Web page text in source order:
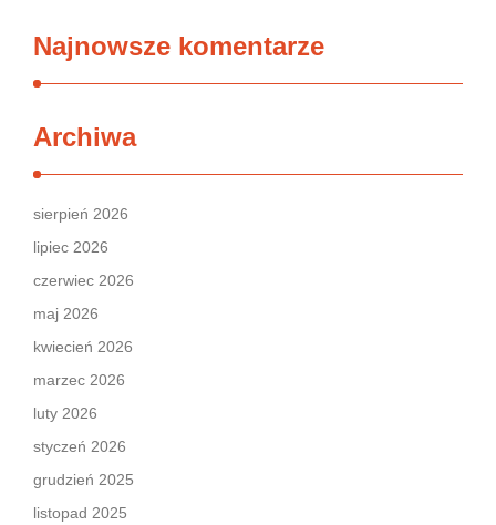
Najnowsze komentarze
Archiwa
sierpień 2026
lipiec 2026
czerwiec 2026
maj 2026
kwiecień 2026
marzec 2026
luty 2026
styczeń 2026
grudzień 2025
listopad 2025